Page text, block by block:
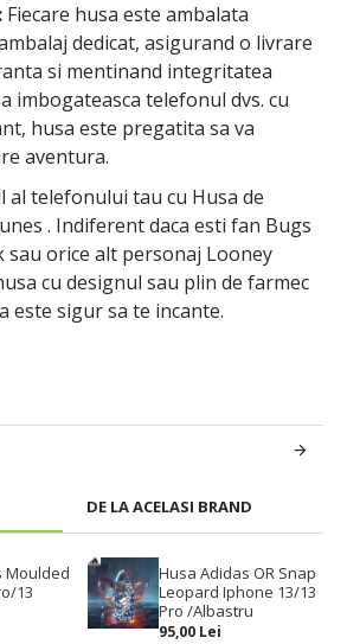
DE LA ACELASI BRAND
Moulded
13
Husa Adidas OR Snap
Leopard Iphone 13/13
Pro /Albastru
95,00 Lei
Fiecare husa este ambalata
dedicat, asigurand o livrare
si mentinand integritatea
imbogateasca telefonul dvs. cu
husa este pregatita sa va
aventura.
al telefonului tau cu Husa de
. Indiferent daca esti fan Bugs
sau orice alt personaj Looney
cu designul sau plin de farmec
este sigur sa te incante.